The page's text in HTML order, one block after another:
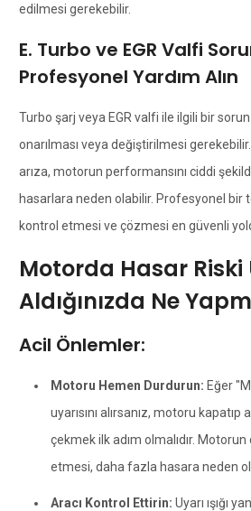
edilmesi gerekebilir.
E. Turbo ve EGR Valfi
Profesyonel Yardım Alın
Turbo şarj veya EGR valfi ile ilgili bir
onarılması veya değiştirilmesi
arıza, motorun performansını ciddi
hasarlara neden olabilir. Profesyonel bir
kontrol etmesi ve çözmesi en güvenli
Motorda Hasar Riski
Aldığınızda Ne
Acil Önlemler:
Motoru Hemen Durdurun: Eğer
uyarısını alırsanız, motoru kapatıp
çekmek ilk adım olmalıdır.
etmesi, daha fazla hasara neden
Aracı Kontrol Ettirin: Uyarı ışığı